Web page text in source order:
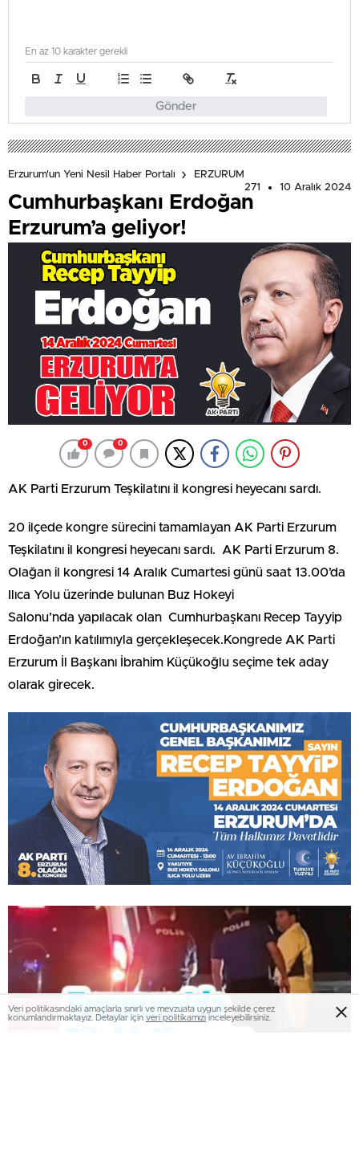
Gönder
En az 10 karakter gerekli
Erzurum'un Yeni Nesil Haber Portalı
ERZURUM
271
10 Aralık 2024
Cumhurbaşkanı Erdoğan
Erzurum’a geliyor!
0 0
AK Parti Erzurum Teşkilatını il kongresi heyecanı sardı.
20 ilçede kongre sürecini tamamlayan AK Parti Erzurum
Teşkilatını il kongresi heyecanı sardı. AK Parti Erzurum 8.
Olağan il kongresi 14 Aralık Cumartesi günü saat 13.00’da
Ilıca Yolu üzerinde bulunan Buz Hokeyi
Salonu’nda yapılacak olan Cumhurbaşkanı Recep Tayyip
Erdoğan’ın katılımıyla gerçekleşecek.Kongrede AK Parti
Erzurum İl Başkanı İbrahim Küçükoğlu seçime tek aday
olarak girecek.
Veri politikasındaki amaçlarla sınırlı ve mevzuata uygun şekilde çerez
konumlandırmaktayız. Detaylar için veri politikamızı inceleyebilirsiniz.